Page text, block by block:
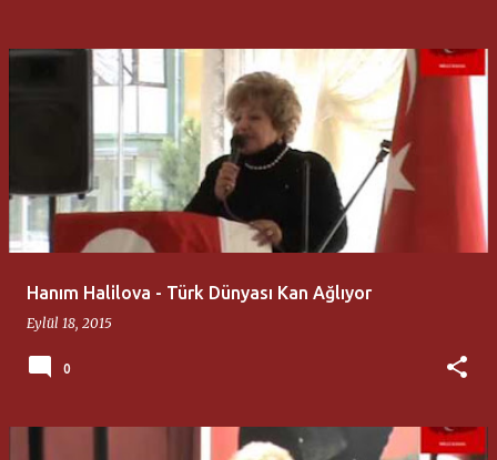
Hanım Halilova - Türk Dünyası Kan Ağlıyor
Eylül 18, 2015
0